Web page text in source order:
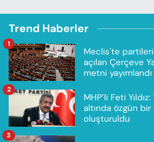
Trend Haberler
Meclis'te
açılan Çerçeve
metni yayımlandı
1
MHP’li Feti
altında özgün
oluşturuldu
2
3